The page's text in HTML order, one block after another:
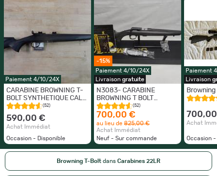
Paiement 4/10/24X
CARABINE BROWNING T-
BOLT SYNTHETIQUE CAL
22 LR OCCASION PARFAIT
ETAT
(52)
590,00 €
Achat Immédiat
Occasion - Disponible
-15%
Paiement 4/10/24X
Livraison gratuite
N3083- CARABINE
BROWNING T BOLT
SPORTER SYNTHETIQUE
CAL.22LR - NEUVE!!!!!!
(52)
700,00 €
au lieu de 825,00 €
Achat Immédiat
Neuf - Sur commande
Paiement
Livraison
Achat
Occasion -
Browning T-Bolt dans Carabines 22LR